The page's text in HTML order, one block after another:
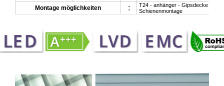
Montage möglichkeiten :
T24 - anhänger - Gipsdecke –
Schienenmontage